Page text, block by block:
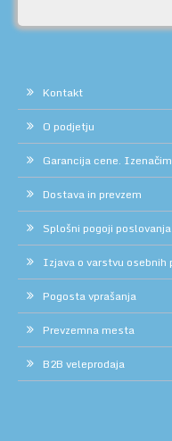
Kontakt
O podjetju
Garancija cene.
Dostava in prevzem
Splošni pogoji poslovanja
Izjava o varstvu osebnih
Pogosta vprašanja
Prevzemna mesta
B2B veleprodaja